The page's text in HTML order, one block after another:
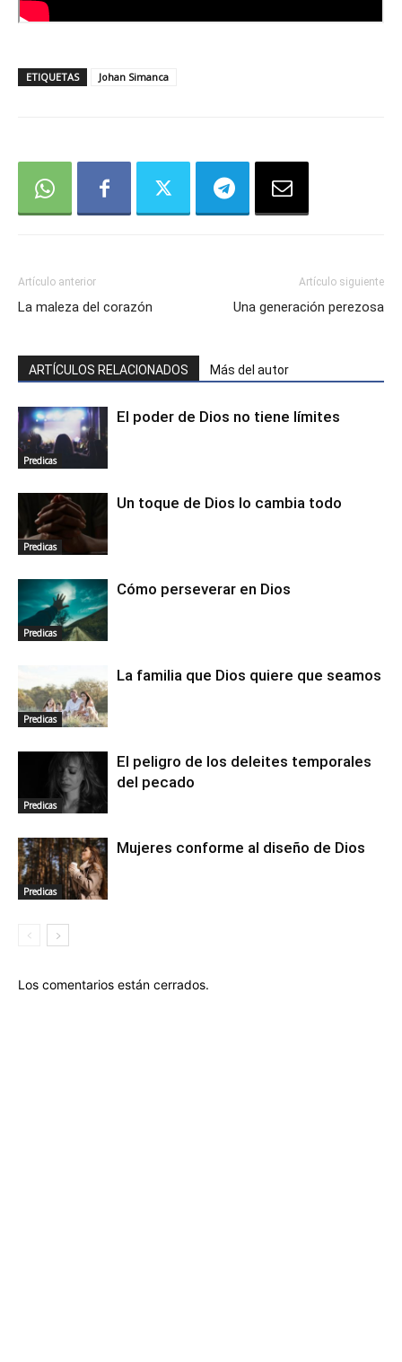
ETIQUETAS Johan Simanca
Artículo anterior
La maleza del corazón
Artículo siguiente
Una generación perezosa
ARTÍCULOS RELACIONADOS Más del autor
Predicas
El poder de Dios no tiene límites
Predicas
Un toque de Dios lo cambia todo
Predicas
Cómo perseverar en Dios
Predicas
La familia que Dios quiere que seamos
Predicas
El peligro de los deleites temporales
del pecado
Predicas
Mujeres conforme al diseño de Dios
Los comentarios están cerrados.